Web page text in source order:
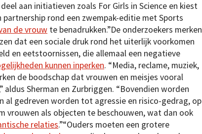
aan initiatieven zoals For Girls in Science en kiest
rond een zwempak-editie met Sports
de vrouw te benadrukken.”De onderzoekers merken
dat een sociale druk rond het uiterlijk voorkomen
en eetstoornissen, die allemaal een negatieve
kunnen inperken. “Media, reclame, muziek,
de boodschap dat vrouwen en meisjes vooral
Sherman en Zurbriggen. “Bovendien worden
al gedreven worden tot agressie en risico-gedrag, op
vrouwen als objecten te beschouwen, wat dan ook
relaties.”“Ouders moeten een grotere